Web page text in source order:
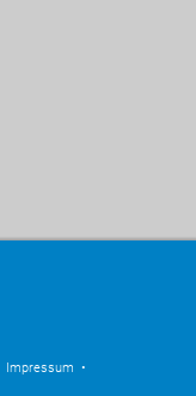
Impressum •